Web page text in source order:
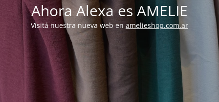
Ahora Alexa es AMELIE
Visitá nuestra nueva web en amelieshop.com.ar